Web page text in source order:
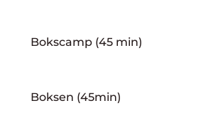
Bokscamp (45 min)
Boksen (45min)